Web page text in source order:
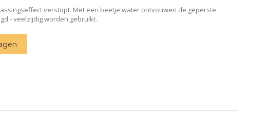
verstopt. Met een beetje water ontvouwen de geperste
- veelzijdig worden gebruikt.